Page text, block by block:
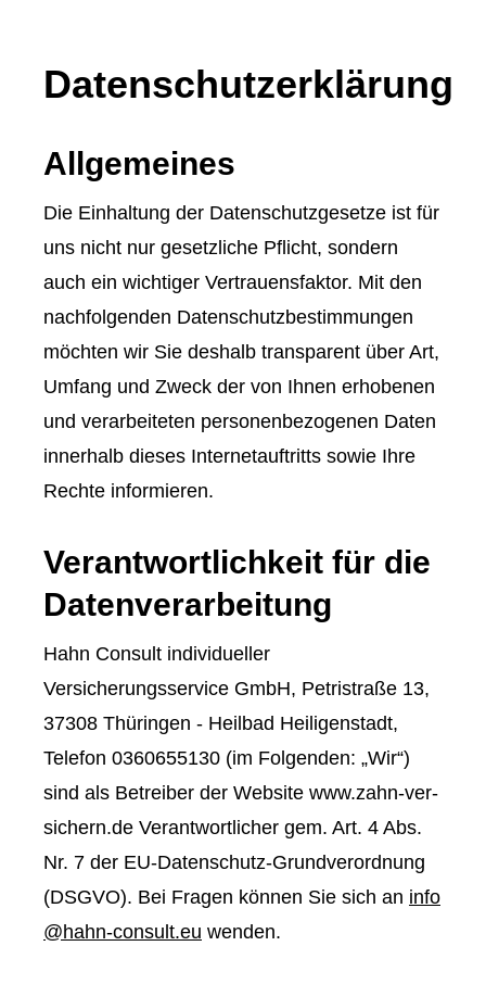
Datenschutzerklärung
Allgemeines
Die Einhaltung der Datenschutzgesetze ist für
uns nicht nur gesetzliche Pflicht, sondern
auch ein wichtiger Vertrauensfaktor. Mit den
nachfolgenden Datenschutzbestimmungen
möchten wir Sie deshalb transparent über Art,
Umfang und Zweck der von Ihnen erhobenen
und verarbeiteten personenbezogenen Daten
innerhalb dieses Internetauftritts sowie Ihre
Rechte informieren.
Verantwortlichkeit für die
Datenverarbeitung
Hahn Consult individueller
Versicherungsservice GmbH, Petristraße 13,
37308 Thüringen - Heilbad Heiligenstadt,
Telefon 0360655130 (im Folgenden: „Wir“)
sind als Betreiber der Website www.zahn-ver­
sichern.de Verantwortlicher gem. Art. 4 Abs.
Nr. 7 der EU-Datenschutz-Grundverordnung
(DSGVO). Bei Fragen können Sie sich an info
@hahn-consult.eu wenden.